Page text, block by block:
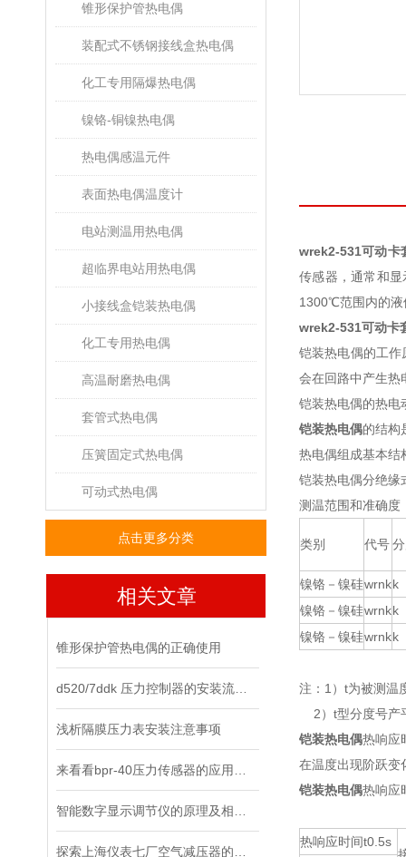
锥形保护管热电偶
装配式不锈钢接线盒热电偶
化工专用隔爆热电偶
镍铬-铜镍热电偶
热电偶感温元件
表面热电偶温度计
电站测温用热电偶
超临界电站用热电偶
小接线盒铠装热电偶
化工专用热电偶
高温耐磨热电偶
套管式热电偶
压簧固定式热电偶
可动式热电偶
点击更多分类
相关文章
锥形保护管热电偶的正确使用
浅析隔膜压力表安装注意事项
wrek2-531可动卡
传感器，通常和
1300℃范围内的液
wrek2-531可动卡
铠装热电偶的工
会在回路中产生热
铠装热电偶的热电
铠装热电偶的结构
热电偶组成基本结
铠装热电偶分绝缘
测温范围和准确度
类别 代号
镍铬－镍硅wrnkk
镍铬－镍硅wrnkk
镍铬－镍硅wrnkk
注：1）t为被测温
2）t型分度号产
铠装热电偶热响应
在温度出现阶跃变
铠装热电偶热响应
热响应时间t0.5s